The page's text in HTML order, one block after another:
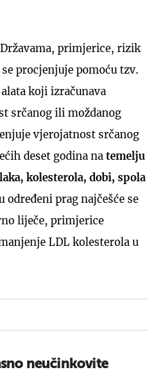
primjerice, rizik
procjenjuje pomoću tzv.
alata koji izračunava
srčanog ili moždanog
vjerojatnost srčanog
deset godina na temelju
kolesterola, dobi, spola
prag najčešće se
liječe, primjerice
LDL kolesterola u
neučinkovite